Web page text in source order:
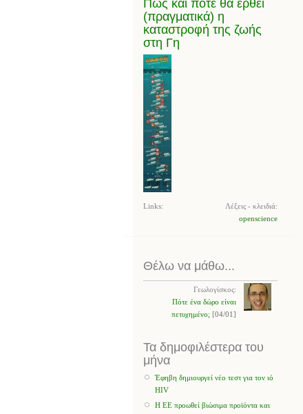
Πώς και πότε θα έρθει
(πραγματικά) η
καταστροφή της ζωής
στη Γη
Λέξεις - κλειδιά:
openscience
Links:
Θέλω να μάθω...
Γεωλογίσκος:
Πότε ένα δώρο είναι
πετυχημένο; [04/01]
Τα δημοφιλέστερα του
μήνα
Έφηβη δημιουργεί νέο τεστ για τον ιό
HIV
Η ΕΕ προωθεί βιώσιμα προϊόντα και